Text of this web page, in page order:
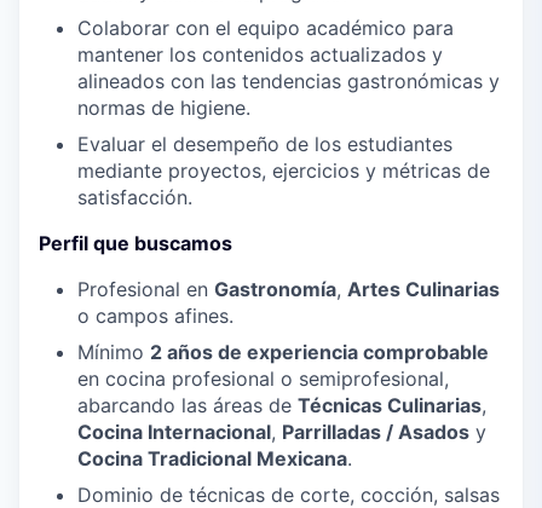
Colaborar con el equipo académico para
mantener los contenidos actualizados y
alineados con las tendencias gastronómicas y
normas de higiene.
Evaluar el desempeño de los estudiantes
mediante proyectos, ejercicios y métricas de
satisfacción.
Perfil que buscamos
Profesional en Gastronomía, Artes Culinarias
o campos afines.
Mínimo 2 años de experiencia comprobable
en cocina profesional o semiprofesional,
abarcando las áreas de Técnicas Culinarias,
Cocina Internacional, Parrilladas / Asados y
Cocina Tradicional Mexicana.
Dominio de técnicas de corte, cocción, salsas